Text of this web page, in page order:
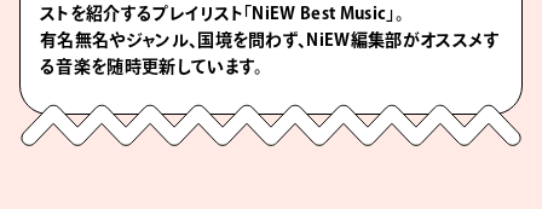
ストを紹介するプレイリスト「NiEW Best Music」。
有名無名やジャンル、国境を問わず、NiEW編集部がオススメす
る音楽を随時更新しています。